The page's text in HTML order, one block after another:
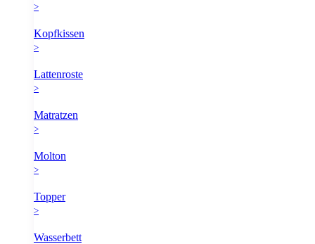
>
Kopfkissen
>
Lattenroste
>
Matratzen
>
Molton
>
Topper
>
Wasserbett